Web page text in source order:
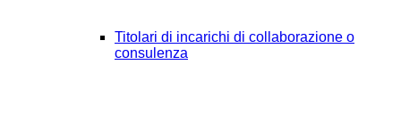
Titolari di incarichi di collaborazione o
consulenza